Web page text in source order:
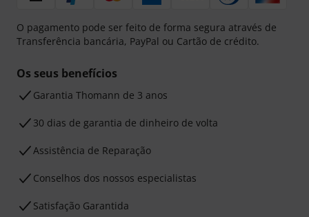
O pagamento pode ser feito de forma segura através de
Transferência bancária, PayPal ou Cartão de crédito.
Os seus benefícios
Garantia Thomann de 3 anos
30 dias de garantia de dinheiro de volta
Assistência de Reparação
Conselhos dos nossos especialistas
Satisfação Garantida